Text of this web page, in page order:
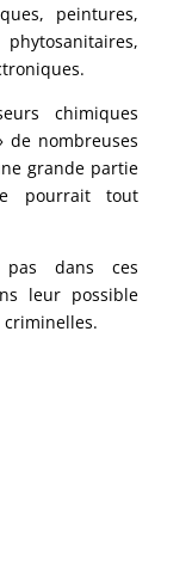
peintures,
chimiques
de nombreuses
grande partie
pourrait tout
dans ces
leur possible